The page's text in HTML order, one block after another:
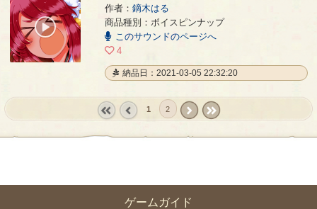
ゲームガイド
あっ、すずなちゃん！ - 鏑木はる
作者： 鏑木はる
商品種別：ボイスピンナップ
このサウンドのページへ
4
納品日：2021-03-05 22:32:20
1 2